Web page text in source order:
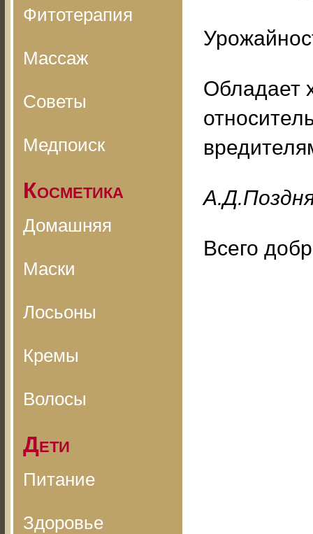
Фитотерапия
Массаж
Советы
Медпоиск
Косметика
Домашняя
Маски
Лосьоны
Кремы
Волосы
Дети
Питание
Здоровье
Обладает
Всего